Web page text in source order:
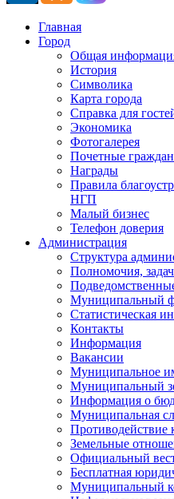
Главная
Город
Общая
История
Символика
Карта города
Справка для
Экономика
Фотогалерея
Почетные
Награды
Правила
НГП
Малый бизнес
Телефон доверия
Администрация
Структура
Полномочия,
Муниципальный
Статистическая
Контакты
Информация
Вакансии
Муниципальное
Муниципальный
Информация о
Муниципальная
Противодействие
Земельные
Официальный
Бесплатная
Муниципальный